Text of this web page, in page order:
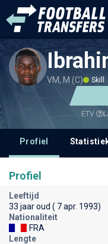
VM, M (C) Skill:
ETV
Profiel
Profiel
Leeftijd
33 jaar oud ( 7 apr. 1993)
Nationaliteit
FRA
Lengte